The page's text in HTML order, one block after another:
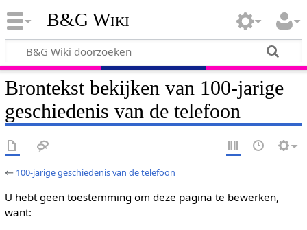
B&G Wiki
Brontekst bekijken van 100-jarige
geschiedenis van de telefoon
← 100-jarige geschiedenis van de telefoon
U hebt geen toestemming om deze pagina te bewerken,
want: